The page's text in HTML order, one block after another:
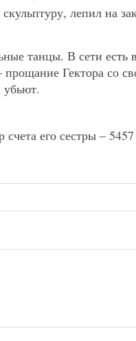
лепил на
танцы. В сети есть
прощание Гектора со
его сестры –